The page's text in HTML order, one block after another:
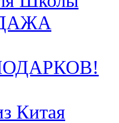
Китая